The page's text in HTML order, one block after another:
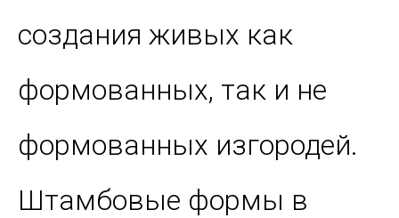
создания живых как
формованных, так и не
формованных изгородей.
Штамбовые формы в